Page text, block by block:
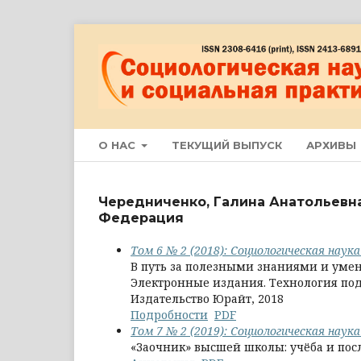
О НАС ТЕКУЩИЙ ВЫПУСК АРХИВЫ
Чередниченко, Галина
Федерация
Том 6 № 2 (2018): Социологическая
В путь за полезными знаниями и
Электронные издания. Технология
Издательство Юрайт, 2018
Подробности PDF
Том 7 № 2 (2019): Социологическая
«Заочник» высшей школы: учёба и